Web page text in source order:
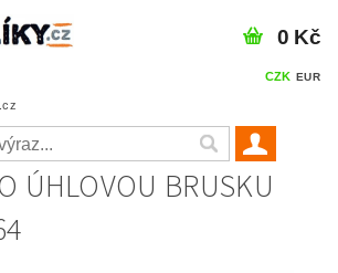
CZK EUR
0 Kč
ÚHLOVOU BRUSKU